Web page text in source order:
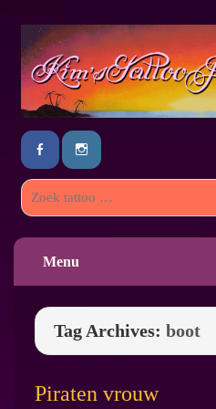
Menu
Tag Archives: boot
Piraten vrouw